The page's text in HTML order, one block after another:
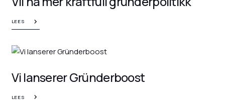
LEES
Vi lanserer Gründerboost
LEES